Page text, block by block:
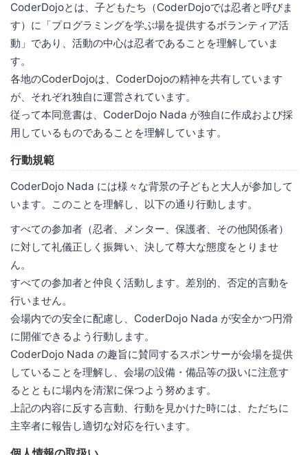
CoderDojoとは、子どもたち（CoderDojoでは忍者と呼びま
す）に「プログラミングを学ぶ場を提供するボランティア活
動」であり、活動の中心は忍者であることを理解していま
す。
各地のCoderDojoは、CoderDojoの精神を共有しています
が、それぞれ独自に運営されています。
従って本同意書は、CoderDojo Nada が独自に作成および採
用しているものであることを理解しています。
行動規範
CoderDojo Nada には様々な背景の子どもと大人が参加して
います。このことを理解し、以下の通り行動します。
すべての参加者（忍者、メンター、保護者、その他関係者）
に対して礼儀正しく振舞い、決して尊大な態度をとりませ
ん。
すべての参加者と仲良く活動します。差別的、否定的言動を
行いません。
会場内での安全に配慮し、CoderDojo Nada が安全かつ円滑
に開催できるよう行動します。
CoderDojo Nada の趣旨に賛同するスポンサーが会場を提供
していることを理解し、会場の設備・備品等の扱いに注意す
るとともに場内を清潔に保つよう努めます。
上記の内容に反する言動、行動を見かけた時には、ただちに
主宰者に報告し適切な対応を行います。